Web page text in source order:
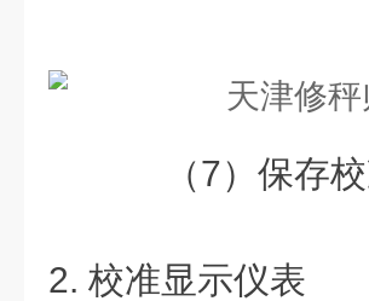
（7）保存校
2. 校准显示仪表